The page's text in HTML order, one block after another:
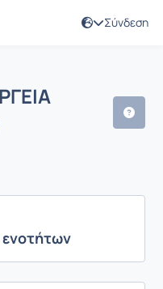
Σύνδεση
& ΕΝΕΡΓΕΙΑ